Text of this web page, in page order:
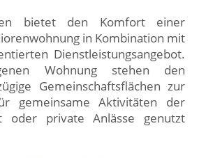
bietet den Komfort einer
in Kombination mit
Dienstleistungsangebot.
Wohnung stehen den
Gemeinschaftsflächen zur
gemeinsame Aktivitäten der
oder private Anlässe genutzt